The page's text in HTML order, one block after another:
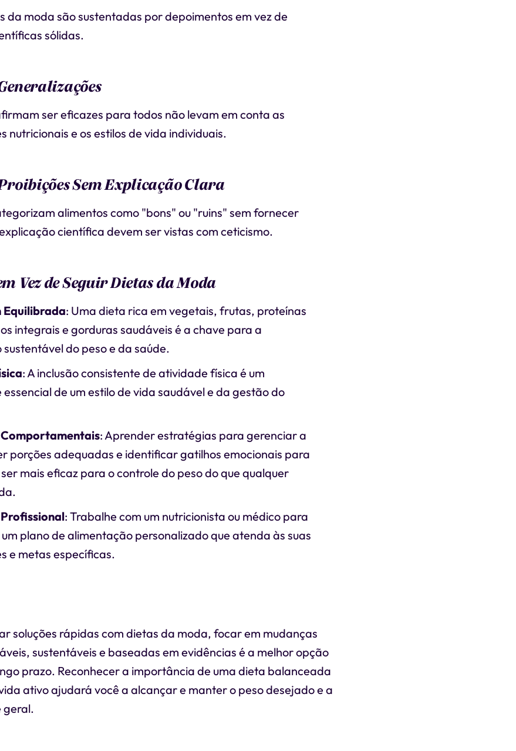
da moda são sustentadas por depoimentos em vez de
sólidas.
ser eficazes para todos não levam em conta as
nutricionais e os estilos de vida individuais.
Sem Explicação Clara
alimentos como "bons" ou "ruins" sem fornecer
científica devem ser vistas com ceticismo.
Vez de Seguir Dietas da Moda
: Uma dieta rica em vegetais, frutas, proteínas
integrais e gorduras saudáveis é a chave para a
do peso e da saúde.
: A inclusão consistente de atividade física é um
de um estilo de vida saudável e da gestão do
: Aprender estratégias para gerenciar a
porções adequadas e identificar gatilhos emocionais para
mais eficaz para o controle do peso do que qualquer
: Trabalhe com um nutricionista ou médico para
plano de alimentação personalizado que atenda às suas
e metas específicas.
soluções rápidas com dietas da moda, focar em mudanças
sustentáveis e baseadas em evidências é a melhor opção
prazo. Reconhecer a importância de uma dieta balanceada
ativo ajudará você a alcançar e manter o peso desejado e a
geral.